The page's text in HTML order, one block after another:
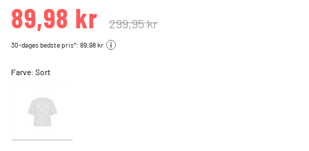
89,98 kr 299,95 kr
30-dages bedste pris*: 89,98 kr
Farve:Sort